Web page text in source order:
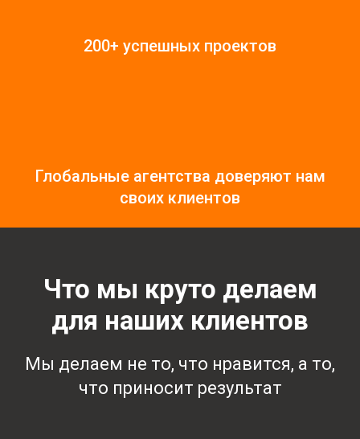
200+ успешных проектов
Глобальные агентства доверяют нам
своих клиентов
Что мы круто делаем
для наших клиентов
Мы делаем не то, что нравится, а то,
что приносит результат